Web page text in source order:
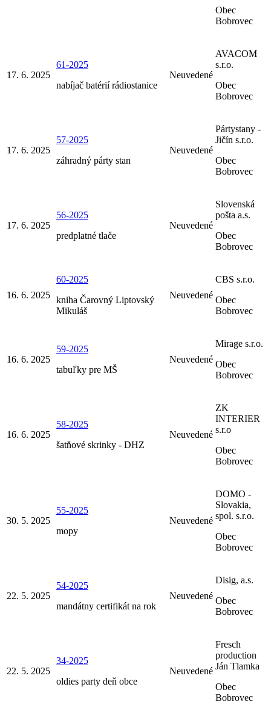
Obec
Bobrovec
17. 6. 2025
61-2025
nabíjač batérií rádiostanice
Neuvedené
AVACOM
s.r.o.
Obec
Bobrovec
17. 6. 2025
57-2025
záhradný párty stan
Neuvedené
Pártystany -
Jičín s.r.o.
Obec
Bobrovec
17. 6. 2025
56-2025
predplatné tlače
Neuvedené
Slovenská
pošta a.s.
Obec
Bobrovec
16. 6. 2025
60-2025
kniha Čarovný Liptovský
Mikuláš
Neuvedené
CBS s.r.o.
Obec
Bobrovec
16. 6. 2025
59-2025
tabuľky pre MŠ
Neuvedené
Mirage s.r.o.
Obec
Bobrovec
16. 6. 2025
58-2025
šatňové skrinky - DHZ
Neuvedené
ZK
INTERIER
s.r.o
Obec
Bobrovec
30. 5. 2025
55-2025
mopy
Neuvedené
DOMO -
Slovakia,
spol. s.r.o.
Obec
Bobrovec
22. 5. 2025
54-2025
mandátny certifikát na rok
Neuvedené
Disig, a.s.
Obec
Bobrovec
22. 5. 2025
34-2025
oldies party deň obce
Neuvedené
Fresch
production
Ján Tlamka
Obec
Bobrovec